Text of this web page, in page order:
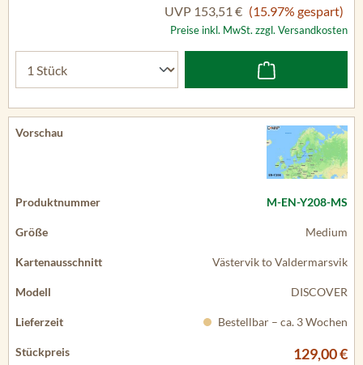
UVP 153,51 € (15.97% gespart)
Preise inkl. MwSt. zzgl. Versandkosten
M-EN-Y208-MS
Medium
Västervik to Valdermarsvik
DISCOVER
Bestellbar – ca. 3 Wochen
129,00 €